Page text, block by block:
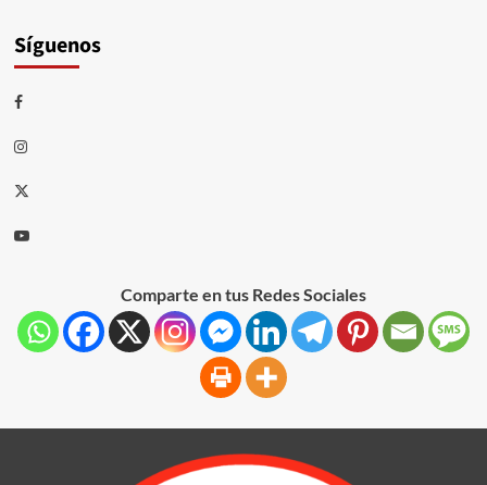
Síguenos
Comparte en tus Redes Sociales